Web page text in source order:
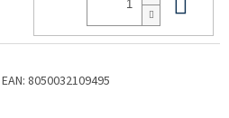
EAN: 8050032109495